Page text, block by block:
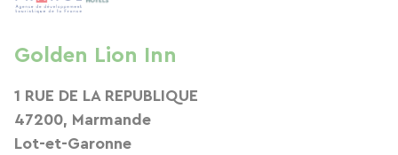
Golden Lion Inn
1 RUE DE LA REPUBLIQUE
47200, Marmande
Lot-et-Garonne